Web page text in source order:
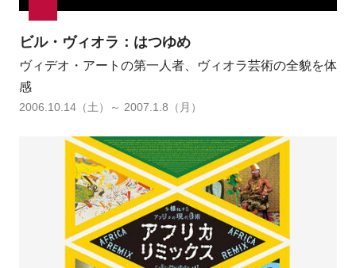
ビル・ヴィオラ：はつゆめ
ヴィデオ・アートの第一人者、ヴィオラ芸術の全貌を体
感
2006.10.14（土）～ 2007.1.8（月）